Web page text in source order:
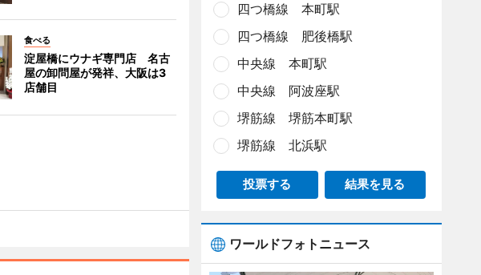
食べる
淀屋橋にウナギ専門店 名古
屋の卸問屋が発祥、大阪は3
店舗目
四つ橋線 本町駅
四つ橋線 肥後橋駅
中央線 本町駅
中央線 阿波座駅
堺筋線 堺筋本町駅
堺筋線 北浜駅
投票する 結果を見る
ワールドフォトニュース